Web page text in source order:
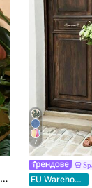
7
EU Warehouse